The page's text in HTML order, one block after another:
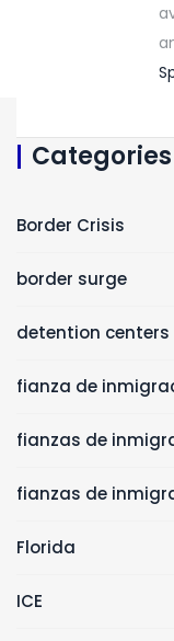
Categories
Border Crisis
border surge
detention centers
fianza de
fianzas de
fianzas de
Florida
ICE